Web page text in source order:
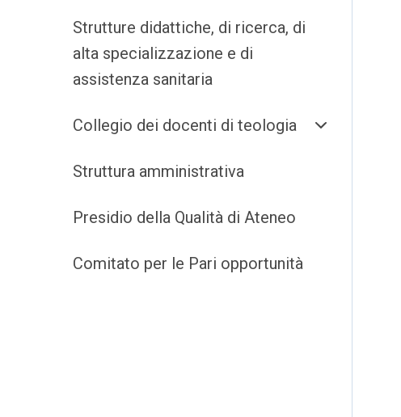
Strutture didattiche, di ricerca, di
alta specializzazione e di
assistenza sanitaria
Collegio dei docenti di teologia
Struttura amministrativa
Presidio della Qualità di Ateneo
Comitato per le Pari opportunità